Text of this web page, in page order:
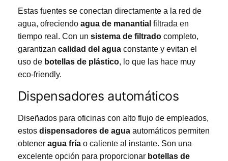
Estas fuentes se conectan directamente a la red de
agua, ofreciendo agua de manantial filtrada en
tiempo real. Con un sistema de filtrado completo,
garantizan calidad del agua constante y evitan el
uso de botellas de plástico, lo que las hace muy
eco-friendly.
Dispensadores automáticos
Diseñados para oficinas con alto flujo de empleados,
estos dispensadores de agua automáticos permiten
obtener agua fría o caliente al instante. Son una
excelente opción para proporcionar botellas de